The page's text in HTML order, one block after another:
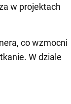
w projektach
co wzmocni
W dziale